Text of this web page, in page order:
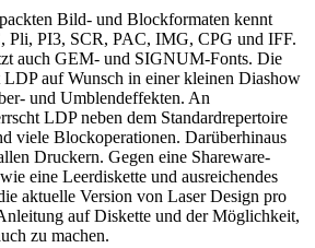
Bild- und Blockformaten kennt
Pli, PI3, SCR, PAC, IMG, CPG und IFF.
auch GEM- und SIGNUM-Fonts. Die
auf Wunsch in einer kleinen Diashow
und Umblendeffekten. An
LDP neben dem Standardrepertoire
viele Blockoperationen. Darüberhinaus
Druckern. Gegen eine Shareware-
eine Leerdiskette und ausreichendes
aktuelle Version von Laser Design pro
auf Diskette und der Möglichkeit,
zu machen.